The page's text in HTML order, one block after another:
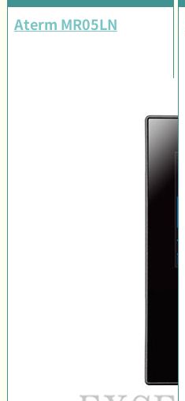
Aterm MR05LN